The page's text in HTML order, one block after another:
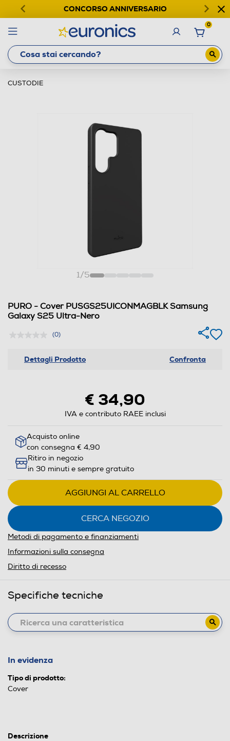
CONCORSO ANNIVERSARIO
0
CUSTODIE
1/5
PURO - Cover PUSGS25UICONMAGBLK Samsung
Galaxy S25 Ultra-Nero
(0)
Dettagli Prodotto Confronta
€ 34,90
IVA e contributo RAEE inclusi
Acquisto online
con consegna € 4,90
Ritiro in negozio
in 30 minuti e sempre gratuito
AGGIUNGI AL CARRELLO
CERCA NEGOZIO
Metodi di pagamento e finanziamenti
Informazioni sulla consegna
Diritto di recesso
Specifiche tecniche
In evidenza
Tipo di prodotto:
Cover
Descrizione